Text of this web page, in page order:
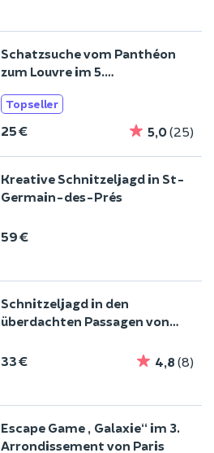
Schatzsuche vom Panthéon
zum Louvre im 5.
Topseller
25 € 5,0(25)
Kreative Schnitzeljagd in St-
Germain-des-Prés
59 €
Schnitzeljagd in den
überdachten Passagen von
33 € 4,8 (8)
Escape Game „Galaxie“ im 3.
Arrondissement von Paris